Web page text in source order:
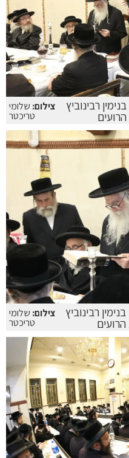
רבינוביץ צילום: שלומי
טריכטר
רבינוביץ צילום: שלומי
טריכטר